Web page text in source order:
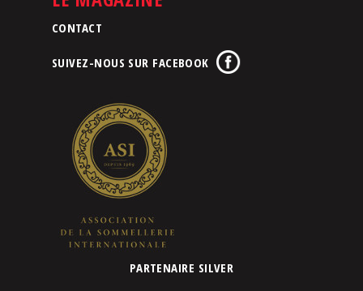
CONTACT
SUIVEZ-NOUS SUR FACEBOOK
PARTENAIRE SILVER